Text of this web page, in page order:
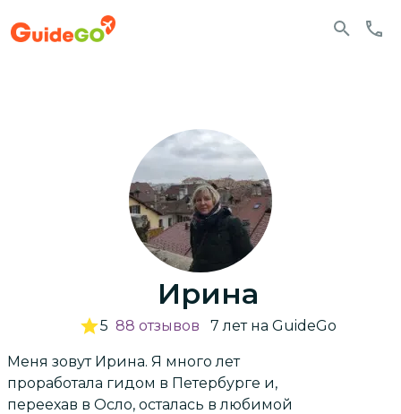
Ирина
5 88 отзывов 7 летна GuideGo
Меня зовут Ирина. Я много лет
проработала гидом в Петербурге и,
переехав в Осло, осталась в любимой